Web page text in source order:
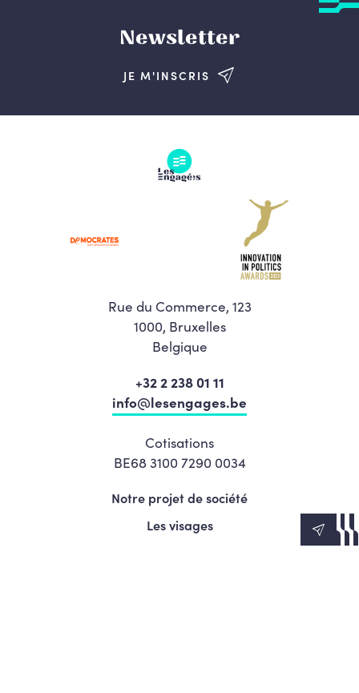
Newsletter
JE M'INSCRIS
Rue du Commerce, 123
1000, Bruxelles
Belgique
+32 2 238 01 11
info@lesengages.be
Cotisations
BE68 3100 7290 0034
Notre projet de société
Les visages